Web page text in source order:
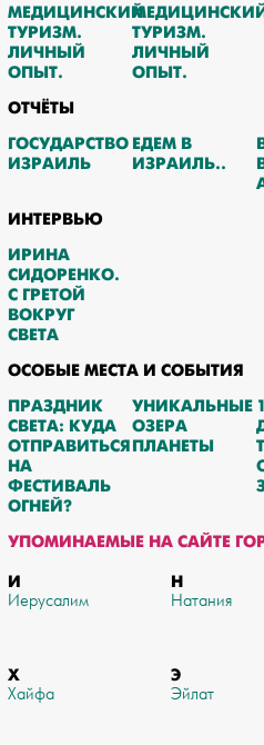
МЕДИЦИНСКИЙ
ТУРИЗМ.
ЛИЧНЫЙ
ОПЫТ.
ТУРИЗМ.
ЛИЧНЫЙ
ОПЫТ.
ОТЧЁТЫ
ГОСУДАРСТВО
ИЗРАИЛЬ
ЕДЕМ В
ИЗРАИЛЬ..
ИНТЕРВЬЮ
ИРИНА
СИДОРЕНКО.
С ГРЕТОЙ
ВОКРУГ
СВЕТА
ОСОБЫЕ МЕСТА И СОБЫТИЯ
ПРАЗДНИК
СВЕТА: КУДА
ОТПРАВИТЬСЯ
НА
ФЕСТИВАЛЬ
ОГНЕЙ?
УНИКАЛЬНЫЕ
ОЗЕРА
ПЛАНЕТЫ
УПОМИНАЕМЫЕ НА САЙТЕ
И
Иерусалим
Н
Натания
Х
Хайфа
Э
Эйлат